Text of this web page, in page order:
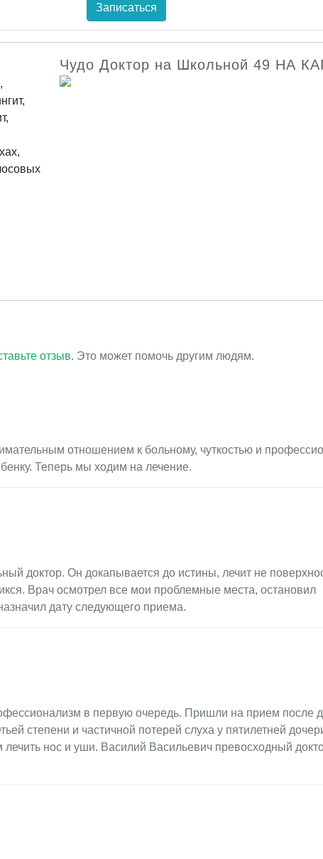
Записаться
Чудо Доктор на Школьной 49 НА
отзыв. Это может помочь другим людям.
отношением к больному, чуткостью и
Теперь мы ходим на лечение.
доктор. Он докапывается до истины, лечит не
Врач осмотрел все мои проблемные места, остановил
дату следующего приема.
в первую очередь. Пришли на прием после
степени и частичной потерей слуха у пятилетней
нос и уши. Василий Васильевич превосходный